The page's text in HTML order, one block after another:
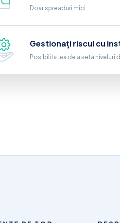
Doar spreaduri mici
Gestionați riscul cu
Posibilitatea de a seta niveluri